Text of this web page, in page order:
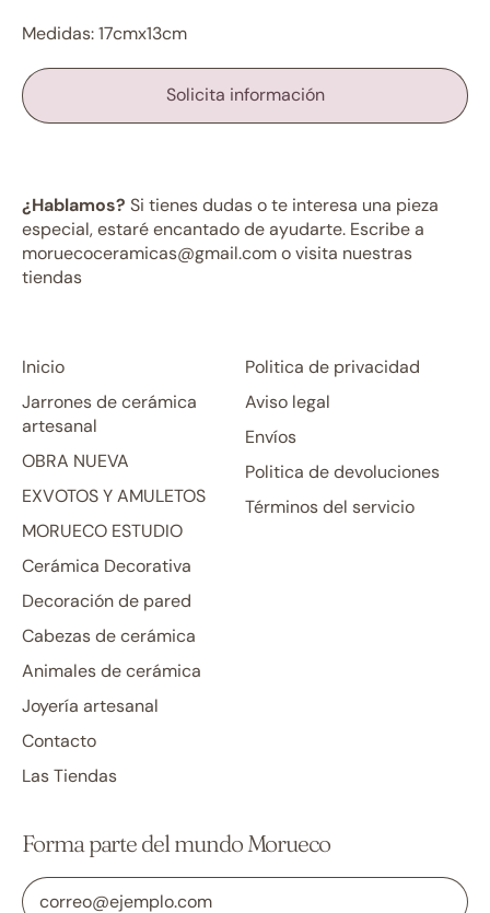
Medidas: 17cmx13cm
Solicita información
¿Hablamos? Si tienes dudas o te interesa una pieza
especial, estaré encantado de ayudarte. Escribe a
moruecoceramicas@gmail.com o visita nuestras
tiendas
Inicio
Jarrones de cerámica
artesanal
OBRA NUEVA
EXVOTOS Y AMULETOS
MORUECO ESTUDIO
Cerámica Decorativa
Decoración de pared
Cabezas de cerámica
Animales de cerámica
Joyería artesanal
Contacto
Las Tiendas
Politica de privacidad
Aviso legal
Envíos
Politica de devoluciones
Términos del servicio
Forma parte del mundo Morueco
Dirección de correo electrónico